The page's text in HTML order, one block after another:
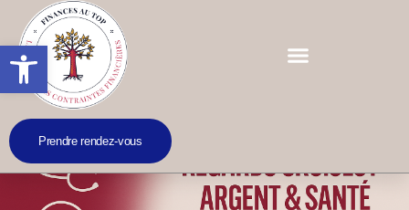
Prendre rendez-vous
Ouvrir la barre d’outils